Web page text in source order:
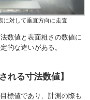
に対して垂直方向に走査
数値と表面粗さの数値に
的な違いがある。
れる寸法数値】
標値であり、計測の際も